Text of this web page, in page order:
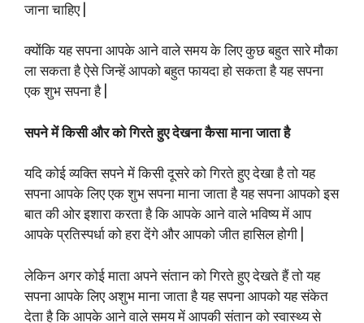
जाना चाहिए |
क्योंकि यह सपना आपके आने वाले समय के लिए कुछ बहुत सारे मौका
ला सकता है ऐसे जिन्हें आपको बहुत फायदा हो सकता है यह सपना
एक शुभ सपना है |
सपने में किसी और को गिरते हुए देखना कैसा माना जाता है
यदि कोई व्यक्ति सपने में किसी दूसरे को गिरते हुए देखा है तो यह
सपना आपके लिए एक शुभ सपना माना जाता है यह सपना आपको इस
बात की ओर इशारा करता है कि आपके आने वाले भविष्य में आप
आपके प्रतिस्पर्धा को हरा देंगे और आपको जीत हासिल होगी |
लेकिन अगर कोई माता अपने संतान को गिरते हुए देखते हैं तो यह
सपना आपके लिए अशुभ माना जाता है यह सपना आपको यह संकेत
देता है कि आपके आने वाले समय में आपकी संतान को स्वास्थ्य से